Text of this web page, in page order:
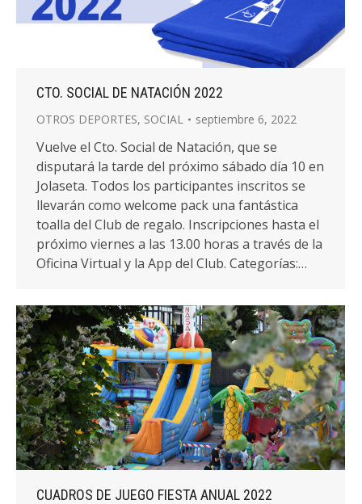
CTO. SOCIAL DE NATACIÓN 2022
OTROS DEPORTES, SOCIAL septiembre 6, 2022
Vuelve el Cto. Social de Natación, que se
disputará la tarde del próximo sábado día 10 en
Jolaseta. Todos los participantes inscritos se
llevarán como welcome pack una fantástica
toalla del Club de regalo. Inscripciones hasta el
próximo viernes a las 13.00 horas a través de la
Oficina Virtual y la App del Club. Categorías:…
CUADROS DE JUEGO FIESTA ANUAL 2022